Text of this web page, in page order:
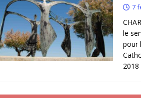
7
le
pour
2018